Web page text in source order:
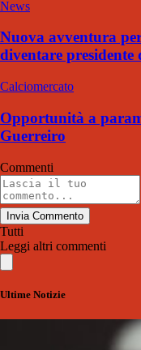
News
Nuova avventura
diventare presidente
Calciomercato
Opportunità a
Guerreiro
Commenti
Invia Commento
Tutti
Leggi altri commenti
Ultime Notizie